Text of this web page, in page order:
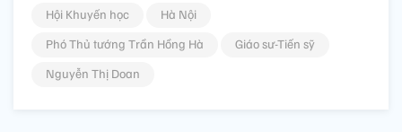
Hội Khuyến học
Hà Nội
Phó Thủ tướng Trần Hồng Hà
Giáo sư-Tiến sỹ
Nguyễn Thị Doan